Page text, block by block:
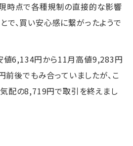
時点で各種規制の直接的な影響
で、買い安心感に繋がったようで
6,134円から11月高値9,283円
後でもみ合っていましたが、こ
配の8,719円で取引を終えまし